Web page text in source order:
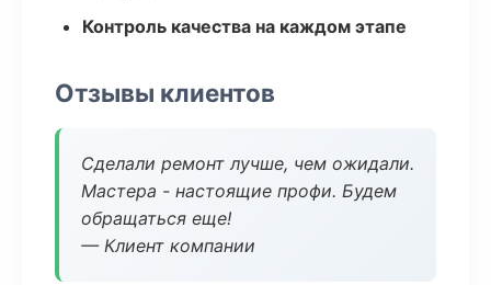
Контроль качества на каждом этапе
Отзывы клиентов
Сделали ремонт лучше, чем ожидали.
Мастера - настоящие профи. Будем
обращаться еще!
— Клиент компании